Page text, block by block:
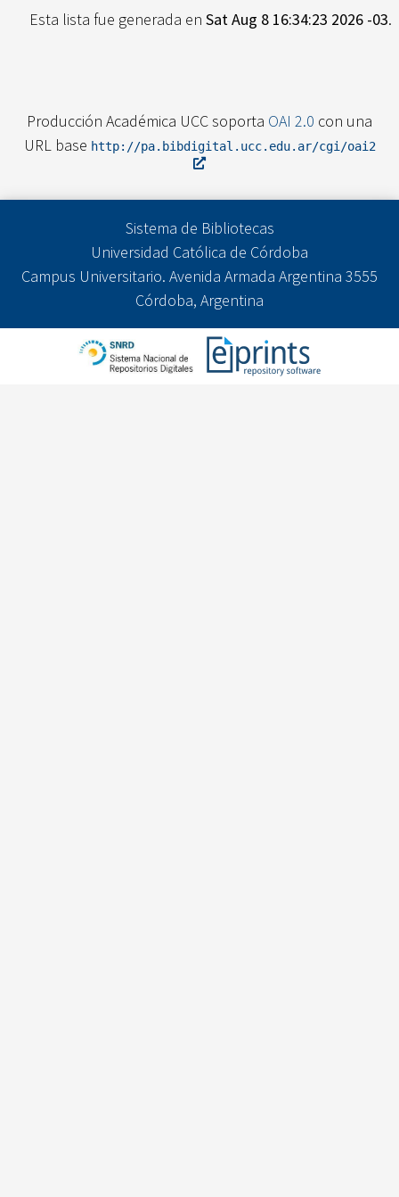
Esta lista fue generada en Sat Aug 8 16:34:23 2026 -03.
Producción Académica UCC soporta OAI 2.0 con una
URL base http://pa.bibdigital.ucc.edu.ar/cgi/oai2
Sistema de Bibliotecas
Universidad Católica de Córdoba
Campus Universitario. Avenida Armada Argentina 3555
Córdoba, Argentina